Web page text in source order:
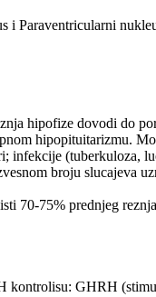
i Paraventricularni
hipofize dovodi do
hipopituitarizmu.
infekcije (tuberkuloza,
broju slucajeva
70-75% prednjeg
kontrolisu: GHRH